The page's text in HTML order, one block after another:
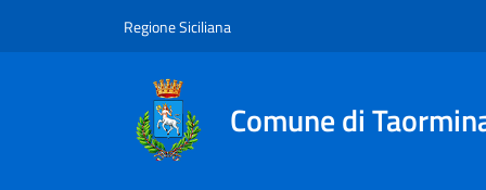
Regione Siciliana
Comune di